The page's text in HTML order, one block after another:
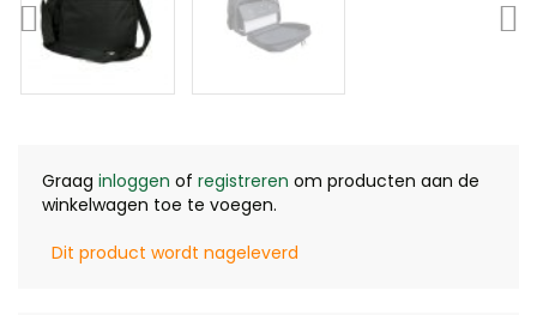
Graag inloggen of registreren om producten aan de
winkelwagen toe te voegen.
Dit product wordt nageleverd